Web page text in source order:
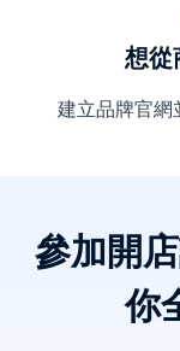
想從
建立品牌官網
參加開
你